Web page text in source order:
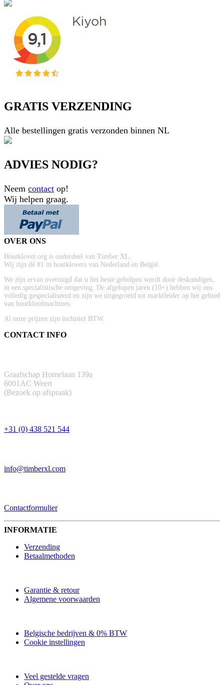
GRATIS VERZENDING
Alle bestellingen gratis verzonden binnen NL
ADVIES NODIG?
Neem contact op!
Wij helpen graag.
OVER ONS
Houtklover.org is onderdeel van Timber XL.
Wij zijn dé #1 in houtklovers van Nederland en België.
We zijn ervan overtuigd dat u het beste geholpen wordt door deskundigen,
in een specialistische omgeving. De afgelopen jaren (10+) hebben wij ons
volledig gespecialiseerd en zijn we uitgegroeid tot marktleider op het gebied
van houtkloofmachines.
Al onze prijzen zijn inclusief BTW.
CONTACT INFO
Graafschap Hornelaan 139a
6001AC Weert
(Bezoek op afspraak)
+31 (0) 438 521 544
info@timberxl.com
Contactformulier
INFORMATIE
Verzending
Betaalmethoden
Garantie & retour
Algemene voorwaarden
Belgische bedrijven & 0% BTW
Cookie instellingen
Veel gestelde vragen